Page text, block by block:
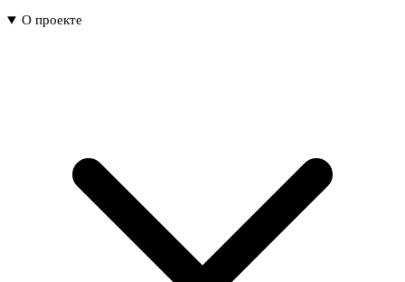
О проекте